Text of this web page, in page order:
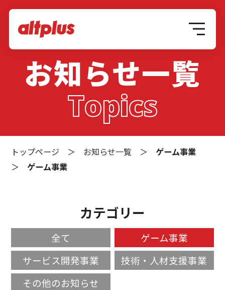
お知らせ一覧
Topics
トップページ ＞ お知らせ一覧 ＞ ゲーム事業
＞ ゲーム事業
カテゴリー
全て
ゲーム事業
サービス開発事業
技術・人材支援事業
その他のお知らせ